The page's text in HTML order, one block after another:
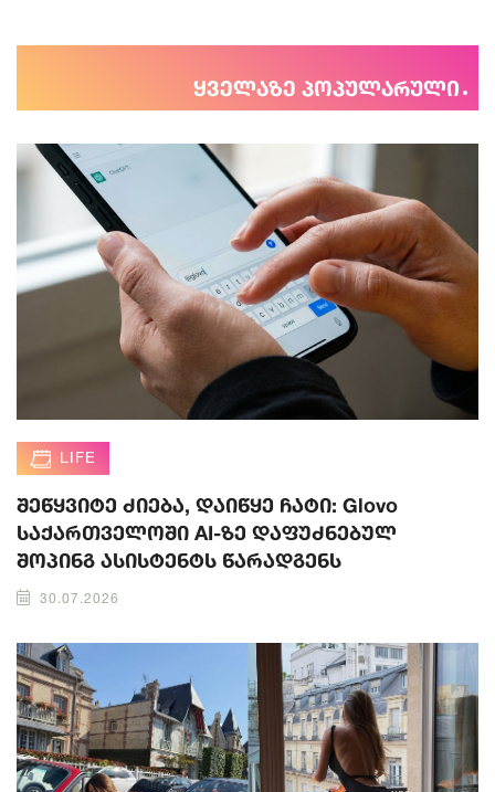
ყველაზე პოპულარული
LIFE
შეწყვიტე ძიება, დაიწყე ჩატი: Glovo
საქართველოში AI-ზე დაფუძნებულ
შოპინგ ასისტენტს წარადგენს
30.07.2026